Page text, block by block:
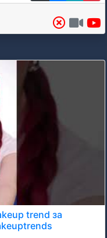
trend за